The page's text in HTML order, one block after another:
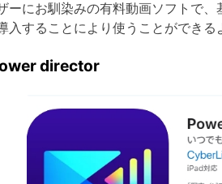
ーにお馴染みの有料動画ソフトで
入することにより使うことができる
director